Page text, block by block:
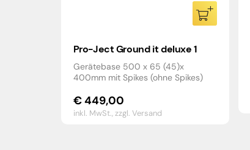
Pro-Ject Ground it deluxe 1
Gerätebase 500 x 65 (45)x
400mm mit Spikes (ohne Spikes)
€449,00
inkl. MwSt.,zzgl. Versand